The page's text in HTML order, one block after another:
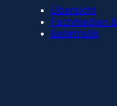
Übersicht
Fachmedien
Belletristik